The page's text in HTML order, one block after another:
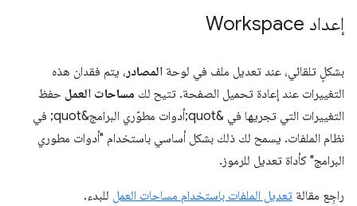
إعداد Workspace
بشكلٍ تلقائي، عند تعديل ملف في لوحة المصادر ، يتم فقدان هذه
التغييرات عند إعادة تحميل الصفحة. تتيح لك مساحات العمل حفظ
التغييرات التي تجريها في &quot;أدوات مطوّري البرامج&quot; في
نظام الملفات. يسمح لك ذلك بشكل أساسي باستخدام "أدوات مطوري
البرامج" كأداة تعديل للرموز.
راجِع مقالة تعديل الملفات باستخدام مساحات العمل للبدء.